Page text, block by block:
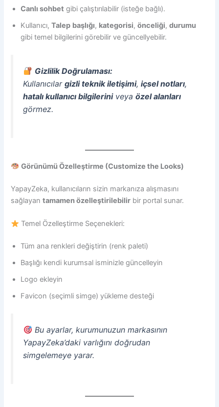
Canlı sohbet gibi çalıştırılabilir (isteğe bağlı).
Kullanıcı,Talep başlığı, kategorisi,önceliği,durumu
gibi temel bilgilerini görebilir ve güncellyebilir.
Gizlilik Doğrulaması:
Kullanıcılargizli teknik iletişimi,içsel notları,
hatalı kullanıcı bilgileriniveyaözel alanları
görmez.
Görünümü Özelleştirme (Customize the Looks)
YapayZeka, kullanıcıların sizin markanıza alışmasını
sağlayantamamen özelleştirilebilir bir portal sunar.
Temel Özelleştirme Seçenekleri:
Tüm ana renkleri değiştirin (renk paleti)
Başlığı kendi kurumsal isminizle güncelleyin
Logo ekleyin
Favicon (seçimli simge) yükleme desteği
Bu ayarlar, kurumunuzun markasının
YapayZeka’daki varlığını doğrudan
simgelemeye yarar.